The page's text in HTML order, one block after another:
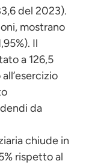
del 2023).
mostrano
Il
a 126,5
da
chiude in
rispetto al